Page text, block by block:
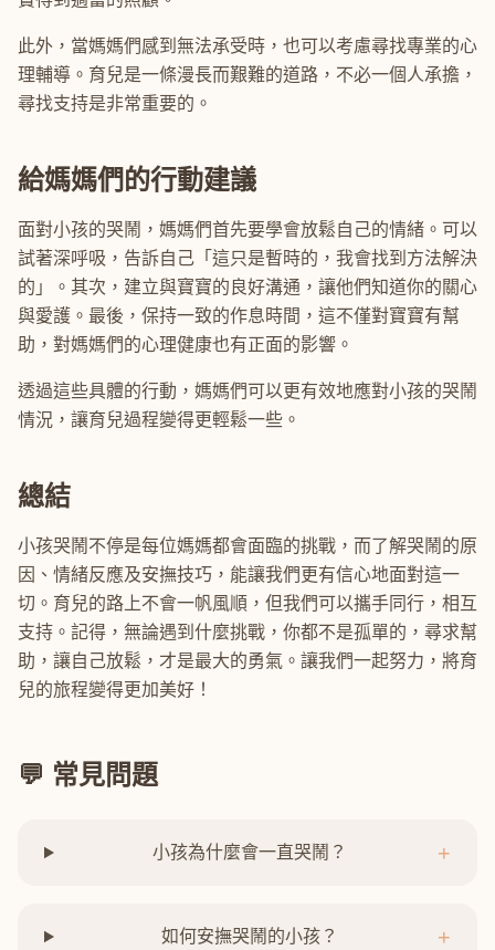
此外，當媽媽們感到無法承受時，也可以考慮尋找專業的心
理輔導。育兒是一條漫長而艱難的道路，不必一個人承擔，
尋找支持是非常重要的。
給媽媽們的行動建議
面對小孩的哭鬧，媽媽們首先要學會放鬆自己的情緒。可以
試著深呼吸，告訴自己「這只是暫時的，我會找到方法解決
的」。其次，建立與寶寶的良好溝通，讓他們知道你的關心
與愛護。最後，保持一致的作息時間，這不僅對寶寶有幫
助，對媽媽們的心理健康也有正面的影響。
透過這些具體的行動，媽媽們可以更有效地應對小孩的哭鬧
情況，讓育兒過程變得更輕鬆一些。
總結
小孩哭鬧不停是每位媽媽都會面臨的挑戰，而了解哭鬧的原
因、情緒反應及安撫技巧，能讓我們更有信心地面對這一
切。育兒的路上不會一帆風順，但我們可以攜手同行，相互
支持。記得，無論遇到什麼挑戰，你都不是孤單的，尋求幫
助，讓自己放鬆，才是最大的勇氣。讓我們一起努力，將育
兒的旅程變得更加美好！
💬 常見問題
小孩為什麼會一直哭鬧？ +
如何安撫哭鬧的小孩？ +